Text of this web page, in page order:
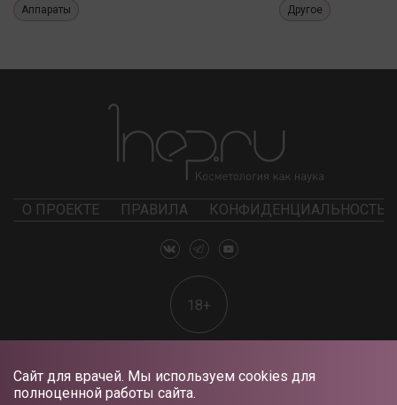
Сайт для врачей. Мы используем cookies для
полноценной работы сайта.
Аппараты Другое
О ПРОЕКТЕ ПРАВИЛА КОНФИДЕНЦИАЛЬНОСТЬ
18+